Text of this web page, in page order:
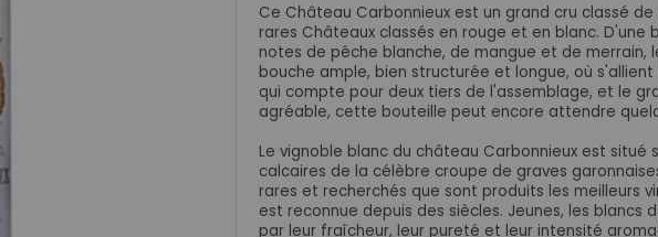
Ce Château Carbonnieux est un grand cru classé
rares Châteaux classés en rouge et en blanc. D'une
notes de pêche blanche, de mangue et de merrain,
bouche ample, bien structurée et longue, où
qui compte pour deux tiers de l'assemblage, et le
agréable, cette bouteille peut encore attendre
Le vignoble blanc du château Carbonnieux est situé
calcaires de la célèbre croupe de graves
rares et recherchés que sont produits les meilleurs
est reconnue depuis des siècles. Jeunes, les blancs
par leur fraîcheur, leur pureté et leur intensité